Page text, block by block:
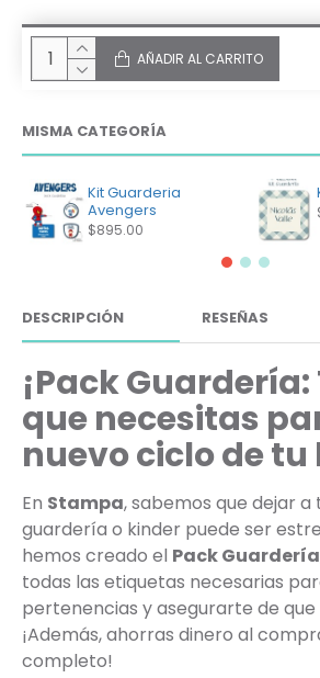
AÑADIR AL CARRITO
MISMA CATEGORÍA
Kit Guarderia
Avengers
$895.00
DESCRIPCIÓN RESEÑAS
¡Pack Guardería:
que necesitas
nuevo ciclo de tu
En Stampa, sabemos que dejar a
guardería o kinder puede ser
hemos creado el Pack Guardería
todas las etiquetas necesarias
pertenencias y asegurarte de que
¡Además, ahorras dinero al
completo!